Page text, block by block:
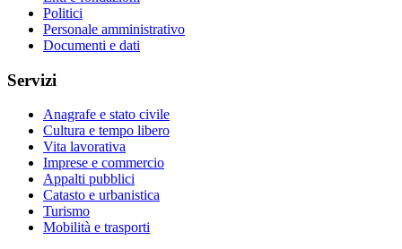
Politici
Personale amministrativo
Documenti e dati
Servizi
Anagrafe e stato civile
Cultura e tempo libero
Vita lavorativa
Imprese e commercio
Appalti pubblici
Catasto e urbanistica
Turismo
Mobilità e trasporti